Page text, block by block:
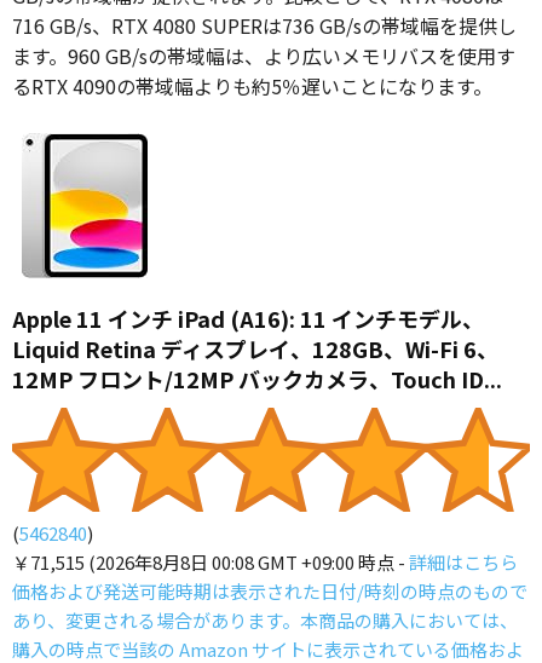
716 GB/s、RTX 4080 SUPERは736 GB/sの帯域幅を提供し
ます。960 GB/sの帯域幅は、より広いメモリバスを使用す
るRTX 4090の帯域幅よりも約5％遅いことになります。
Apple 11 インチ iPad (A16): 11 インチモデル、
Liquid Retina ディスプレイ、128GB、Wi-Fi 6、
12MP フロント/12MP バックカメラ、Touch ID...
(5462840)
￥71,515 (2026年8月8日 00:08 GMT +09:00 時点 -詳細はこちら
価格および発送可能時期は表示された日付/時刻の時点のもので
あり、変更される場合があります。本商品の購入においては、
購入の時点で当該の Amazon サイトに表示されている価格およ